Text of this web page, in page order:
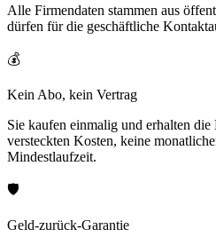
Alle Firmendaten stammen aus
dürfen für die geschäftliche
💰
Kein Abo, kein Vertrag
Sie kaufen einmalig und erhalten
versteckten Kosten, keine
Mindestlaufzeit.
🛡️
Geld-zurück-Garantie